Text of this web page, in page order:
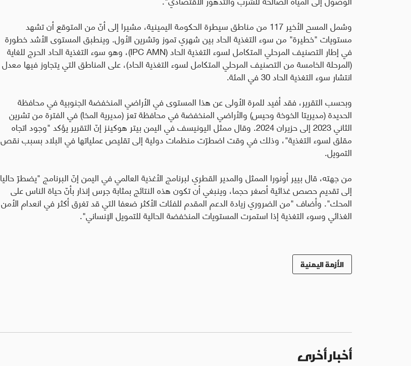
وشمل المسح الأخير 117 من مناطق سيطرة الحكومة اليمينية، مشيرا إلى أنّ من المتوقع أن تشهد
مستويات "خطيرة" من سوء التغذية الحاد بين شهري تموز وتشرين الأول. وينطبق المستوى الأشد خطورة
في إطار التصنيف المرحلي المتكامل لسوء التغذية الحاد(IPC AMN) ، وهو سوء التغذية الحاد الحرج للغاية
(المرحلة الخامسة من التصنيف المرحلي المتكامل لسوء التغذية الحاد)، على المناطق التي يتجاوز فيها معدل
انتشار سوء التغذية الحاد 30 في المئة
.
وبحسب التقرير، فقد أفيد للمرة الأولى عن هذا المستوى في الأراضي المنخفضة الجنوبية في محافظة
الحديدة (مديريتا الخوخة وحيس) والأراضي المنخفضة في محافظة تعز (مديرية المخا) في الفترة من تشرين
الثاني 2023 إلى حزيران 2024 . وقال ممثل اليونيسف في اليمن بيتر هوكينز إنّ التقرير يؤكد "وجود اتجاه
مقلق لسوء التغذية"، وذلك في وقت اضطرّت منظمات دولية إلى تقليص عملياتها في البلاد بسبب نقص
التمويل.
من جهته، قال بيير أونورا الممثل والمدير القطري لبرنامج الأغذية العالمي في اليمن إنّ البرنامج "يضطرّ حاليا
إلى تقديم حصص غذائية أصغر حجما، وينبغي أن تكون هذه النتائج بمثابة جرس إنذار بأنّ حياة الناس على
المحك". وأضاف "من الضروري زيادة الدعم المقدم للفئات الأكثر ضعفا التي قد تغرق أكثر في انعدام الأمن
الغذائي وسوء التغذية إذا استمرت المستويات المنخفضة الحالية للتمويل الإنساني".
الأزمة اليمنية
أخبار أخرى